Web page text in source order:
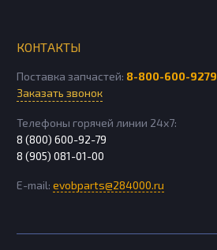
КОНТАКТЫ
Поставка запчастей: 8-800-600-9279
Заказать звонок
Телефоны горячей линии 24х7:
8 (800) 600-92-79
8 (905) 081-01-00
E-mail: evobparts@284000.ru